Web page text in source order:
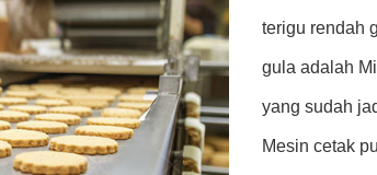
terigu rendah
gula adalah
yang sudah
Mesin cetak